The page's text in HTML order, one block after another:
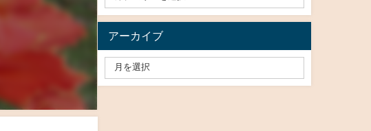
アーカイブ